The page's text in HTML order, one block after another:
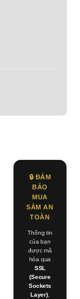
🔒 ĐẢM
BẢO
MUA
SẮM AN
TOÀN
Thông tin
của bạn
được mã
hóa qua
SSL
(Secure
Sockets
Layer),